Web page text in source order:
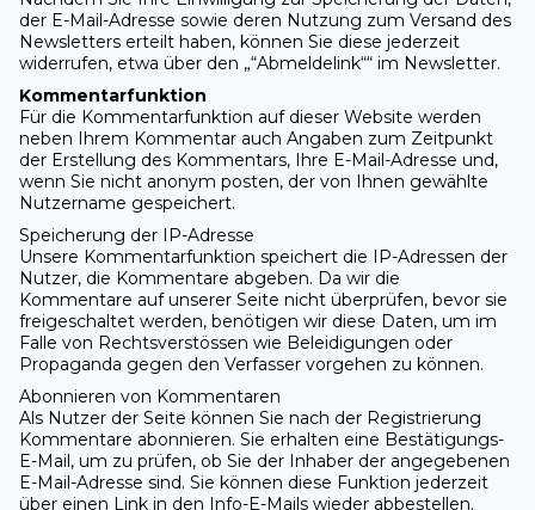
der E-Mail-Adresse sowie deren Nutzung zum Versand des
Newsletters erteilt haben, können Sie diese jederzeit
widerrufen, etwa über den „“Abmeldelink““ im Newsletter.
Kommentarfunktion
Für die Kommentarfunktion auf dieser Website werden
neben Ihrem Kommentar auch Angaben zum Zeitpunkt
der Erstellung des Kommentars, Ihre E-Mail-Adresse und,
wenn Sie nicht anonym posten, der von Ihnen gewählte
Nutzername gespeichert.
Speicherung der IP-Adresse
Unsere Kommentarfunktion speichert die IP-Adressen der
Nutzer, die Kommentare abgeben. Da wir die
Kommentare auf unserer Seite nicht überprüfen, bevor sie
freigeschaltet werden, benötigen wir diese Daten, um im
Falle von Rechtsverstössen wie Beleidigungen oder
Propaganda gegen den Verfasser vorgehen zu können.
Abonnieren von Kommentaren
Als Nutzer der Seite können Sie nach der Registrierung
Kommentare abonnieren. Sie erhalten eine Bestätigungs-
E-Mail, um zu prüfen, ob Sie der Inhaber der angegebenen
E-Mail-Adresse sind. Sie können diese Funktion jederzeit
über einen Link in den Info-E-Mails wieder abbestellen.